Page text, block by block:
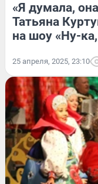
«Я думала,
Татьяна
на шоу «Ну-
25 апреля, 2025, 23:10